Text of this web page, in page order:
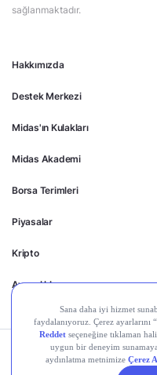
Hakkımızda
Destek Merkezi
Midas'ın Kulakları
Midas Akademi
Borsa Terimleri
Piyasalar
Kripto
Ayrıcalıklar
sağlanmaktadır.
Kişisel Verilerin